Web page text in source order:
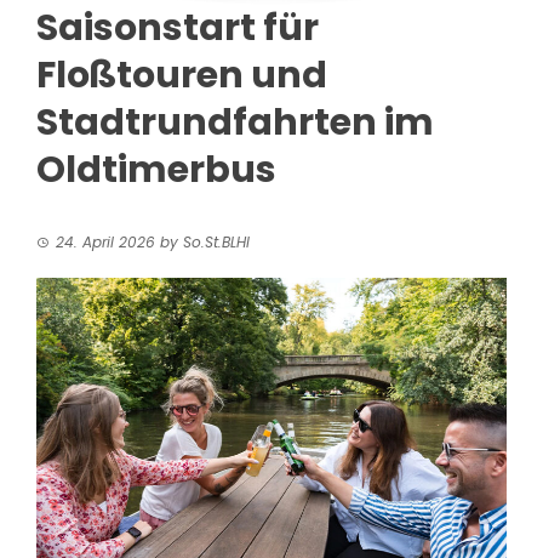
Saisonstart für
Floßtouren und
Stadtrundfahrten im
Oldtimerbus
24. April 2026 by So.St.BLHI